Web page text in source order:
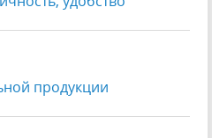
продукции